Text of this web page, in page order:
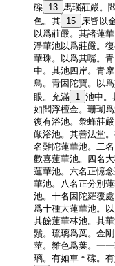
磲 13 馬瑙莊嚴。
色。其 15 床皆以
以爲莊嚴。其諸蓮
淨華池以爲莊嚴。
華珠。以爲其嘴。
中。其池四岸。青
鳥。青因陀寶。以
眼。充滿 1 池中。
如閻浮檀金。珊瑚
復有浴池。衆蜂莊
嚴浴池。其善法堂
名難陀蓮華池。二
歡喜蓮華池。四名
蓮華池。六名正憶
華池。八名正分別
池。十名因陀羅覆
爲十種大蓮華池。
其餘蓮華林池。其
鬚。琉璃爲葉。金
莖。雜色爲葉。一
璃。有如車＊磲。